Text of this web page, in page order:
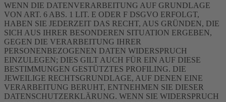
WENN DIE DATENVERARBEITUNG AUF GRUNDLAGE
VON ART. 6 ABS. 1 LIT. E ODER F DSGVO ERFOLGT,
HABEN SIE JEDERZEIT DAS RECHT, AUS GRÜNDEN, DIE
SICH AUS IHRER BESONDEREN SITUATION ERGEBEN,
GEGEN DIE VERARBEITUNG IHRER
PERSONENBEZOGENEN DATEN WIDERSPRUCH
EINZULEGEN; DIES GILT AUCH FÜR EIN AUF DIESE
BESTIMMUNGEN GESTÜTZTES PROFILING. DIE
JEWEILIGE RECHTSGRUNDLAGE, AUF DENEN EINE
VERARBEITUNG BERUHT, ENTNEHMEN SIE DIESER
DATENSCHUTZERKLÄRUNG. WENN SIE WIDERSPRUCH